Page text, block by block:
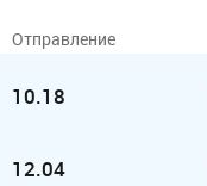
Отправление
10.18
12.04